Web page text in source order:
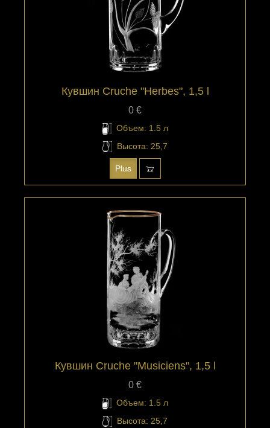
Кувшин Cruche "Herbes", 1,5 l
0 €
Объем: 1.5 л
Высота: 25,7
Plus
Кувшин Cruche "Musiciens", 1,5 l
0 €
Объем: 1.5 л
Высота: 25,7